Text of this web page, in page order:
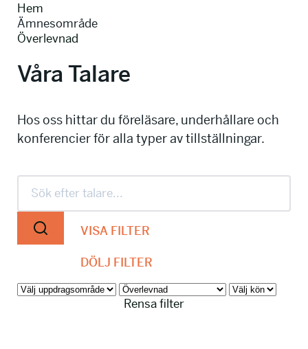
Kontakt
08-38 15 15
info@talkingminds.se
Hem
Ämnesområde
Överlevnad
Våra Talare
Hos oss hittar du föreläsare, underhållare och
konferencier för alla typer av tillställningar.
VISA FILTER
DÖLJ FILTER
Rensa filter